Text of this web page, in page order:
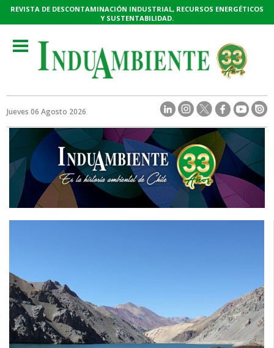
REVISTA DE DESCONTAMINACIÓN INDUSTRIAL, RECURSOS ENERGÉTICOS
Y SUSTENTABILIDAD.
Toggle
navigation
Jueves 06 Agosto 2026